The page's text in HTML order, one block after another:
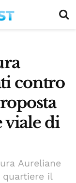
contro
viale di
Aureliane
quartiere il